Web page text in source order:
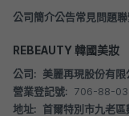
公司簡介公告常見問題聯
REBEAUTY 韓國美妝
公司: 美麗再現股份有限
營業登記號: 706-88-
地址: 首爾特別市九老